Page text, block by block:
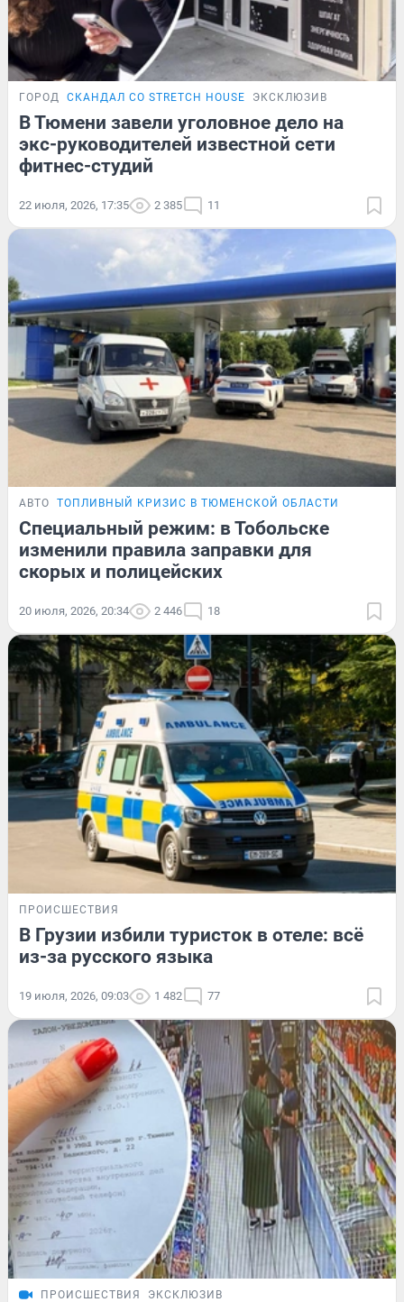
ГОРОД СКАНДАЛ СО STRETCH HOUSE ЭКСКЛЮЗИВ
В Тюмени завели уголовное дело на
экс-руководителей известной сети
фитнес-студий
22 июля, 2026, 17:35 2 385 11
АВТО ТОПЛИВНЫЙ КРИЗИС В ТЮМЕНСКОЙ ОБЛАСТИ
Специальный режим: в Тобольске
изменили правила заправки для
скорых и полицейских
20 июля, 2026, 20:34 2 446 18
ПРОИСШЕСТВИЯ
В Грузии избили туристок в отеле: всё
из-за русского языка
19 июля, 2026, 09:03 1 482 77
ПРОИСШЕСТВИЯ ЭКСКЛЮЗИВ